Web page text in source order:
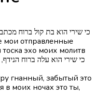
כי שירי הוא בת קול ברוח
мои отправленные
эхо моих молитв
כי שירי הוא עלה ברוח
гнанный, забытый это
в моих ночах это ты,